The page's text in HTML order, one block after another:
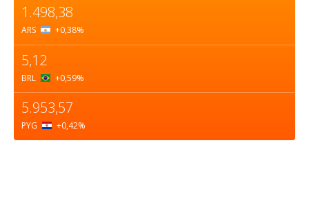
1.498,38
ARS +0,38%
5,12
BRL +0,59%
5.953,57
PYG +0,42%